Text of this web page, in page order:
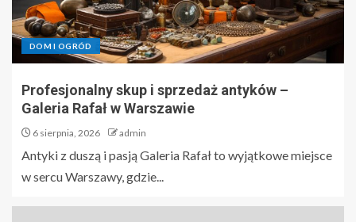
DOM I OGRÓD
Profesjonalny skup i sprzedaż antyków –
Galeria Rafał w Warszawie
6 sierpnia, 2026 admin
Antyki z duszą i pasją Galeria Rafał to wyjątkowe miejsce
w sercu Warszawy, gdzie...